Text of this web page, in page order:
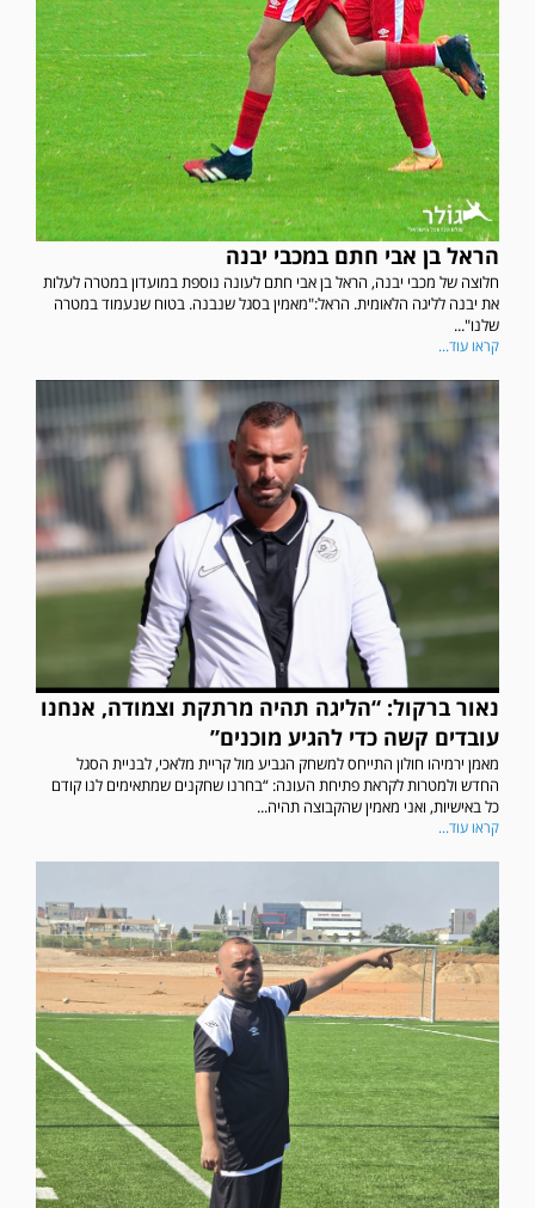
הראל בן אבי חתם במכבי יבנה
חלוצה של מכבי יבנה, הראל בן אבי חתם לעונה נוספת במועדון במטרה לעלות
את יבנה לליגה הלאומית. הראל:"מאמין בסגל שנבנה. בטוח שנעמוד במטרה
שלנו"...
קראו עוד...
נאור ברקול: “הליגה תהיה מרתקת וצמודה, אנחנו
עובדים קשה כדי להגיע מוכנים”
מאמן ירמיהו חולון התייחס למשחק הגביע מול קריית מלאכי, לבניית הסגל
החדש ולמטרות לקראת פתיחת העונה: “בחרנו שחקנים שמתאימים לנו קודם
כל באישיות, ואני מאמין שהקבוצה תהיה...
קראו עוד...